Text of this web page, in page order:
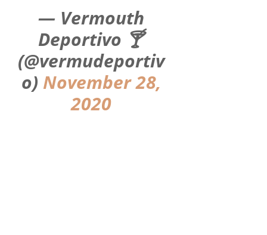
— Vermouth
Deportivo 🍸
(@vermudeportiv
o) November 28,
2020